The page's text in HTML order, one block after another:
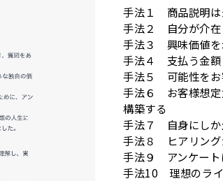
手法１ 商品説明は
手法２ 自分が介在
手法３ 興味価値を
手法４ 支払う金額
手法５ 可能性をお
手法６ お客様想定
構築する
手法７ 自身にしか
手法８ ヒアリング
手法９ アンケート
手法10 理想のライ